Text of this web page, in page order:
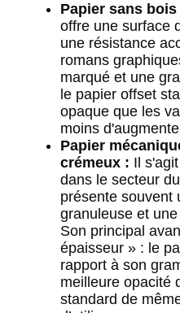
Papier sans
offre une surface
une résistance
romans
marqué et une
le papier offset
opaque que les
moins
Papier
crémeux : Il
dans le secteur
présente souvent
granuleuse et
Son principal
épaisseur » : le
rapport à son
meilleure opacité
standard de